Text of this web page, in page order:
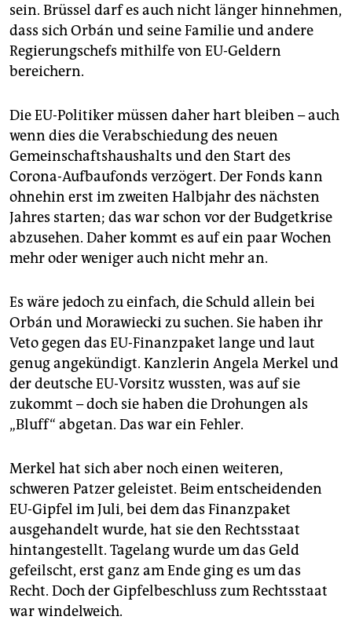
sein. Brüssel darf es auch nicht länger hinnehmen,
dass sich Orbán und seine Familie und andere
Regierungschefs mithilfe von EU-Geldern
bereichern.
Die EU-Politiker müssen daher hart bleiben – auch
wenn dies die Verabschiedung des neuen
Gemeinschaftshaushalts und den Start des
Corona-Aufbaufonds verzögert. Der Fonds kann
ohnehin erst im zweiten Halbjahr des nächsten
Jahres starten; das war schon vor der Budgetkrise
abzusehen. Daher kommt es auf ein paar Wochen
mehr oder weniger auch nicht mehr an.
Es wäre jedoch zu einfach, die Schuld allein bei
Orbán und Morawiecki zu suchen. Sie haben ihr
Veto gegen das EU-Finanzpaket lange und laut
genug angekündigt. Kanzlerin Angela Merkel und
der deutsche EU-Vorsitz wussten, was auf sie
zukommt – doch sie haben die Drohungen als
„Bluff“ abgetan. Das war ein Fehler.
Merkel hat sich aber noch einen weiteren,
schweren Patzer geleistet. Beim entscheidenden
EU-Gipfel im Juli, bei dem das Finanzpaket
ausgehandelt wurde, hat sie den Rechtsstaat
hintangestellt. Tagelang wurde um das Geld
gefeilscht, erst ganz am Ende ging es um das
Recht. Doch der Gipfelbeschluss zum Rechtsstaat
war windelweich.